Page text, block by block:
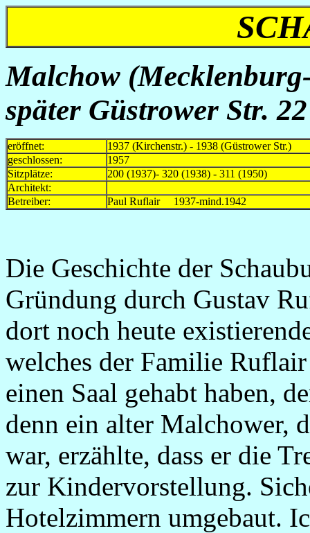
Malchow
später Güstrower Str. 22
eröffnet:
1937 (Kirchenstr.) - 1938 (Güstrower Str.)
geschlossen:
1957
Sitzplätze:
200 (1937)- 320 (1938) - 311 (1950)
Architekt:
Betreiber:
Paul Ruflair 1937-mind.1942
Die Geschichte der
Gründung durch Gustav
dort noch heute
welches der Familie
einen Saal gehabt haben,
denn ein alter Malchower,
war, erzählte, dass er die
zur Kindervorstellung.
Hotelzimmern umgebaut.